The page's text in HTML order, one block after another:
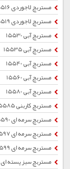
مستربچ لاجوردی 15516
مستربچ لاجوردی 15519
مستربچ آبی 15530
مستربچ آبی 15535
مستربچ آبی 15540
مستربچ آبی 15560
مستربچ آبی 15580
مستربچ کاربنی 15585
مستربچ سرمه ای 15590
مستربچ سرمه ای 15597
مستربچ سرمه ای 15599
مستربچ سبز پسته ای 16800